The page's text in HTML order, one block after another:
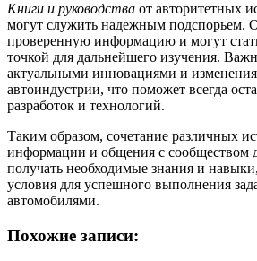
Книги и руководства от авторитетных
могут служить надежным подспорьем.
проверенную информацию и могут
точкой для дальнейшего изучения.
актуальными инновациями и
автоиндустрии, что поможет всегда
разработок и технологий.
Таким образом, сочетание различных
информации и общения с сообществом
получать необходимые знания и
условия для успешного выполнения
автомобилями.
Похожие записи: